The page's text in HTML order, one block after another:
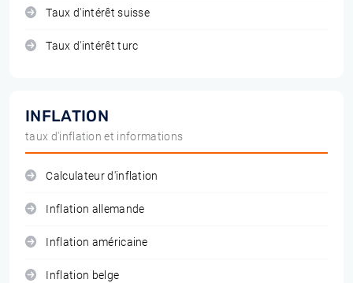
Taux d'intérêt suisse
Taux d'intérêt turc
INFLATION
taux d'inflation et informations
Calculateur d'inflation
Inflation allemande
Inflation américaine
Inflation belge